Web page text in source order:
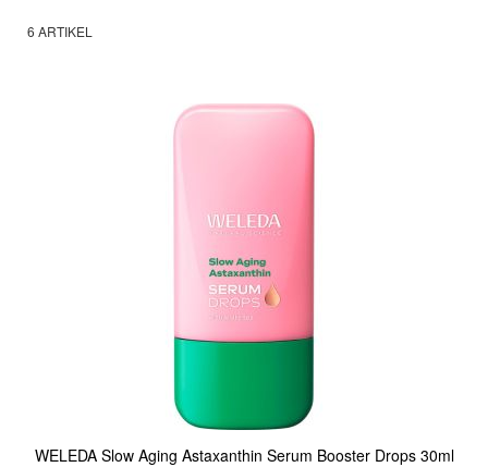
6 ARTIKEL
WELEDA Slow Aging Astaxanthin Serum Booster Drops 30ml